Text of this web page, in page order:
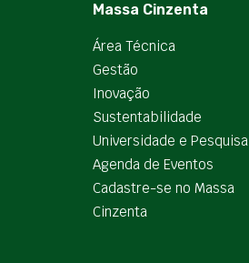
Massa Cinzenta
Área Técnica
Gestão
Inovação
Sustentabilidade
Universidade e Pesquisa
Agenda de Eventos
Cadastre-se no Massa
Cinzenta